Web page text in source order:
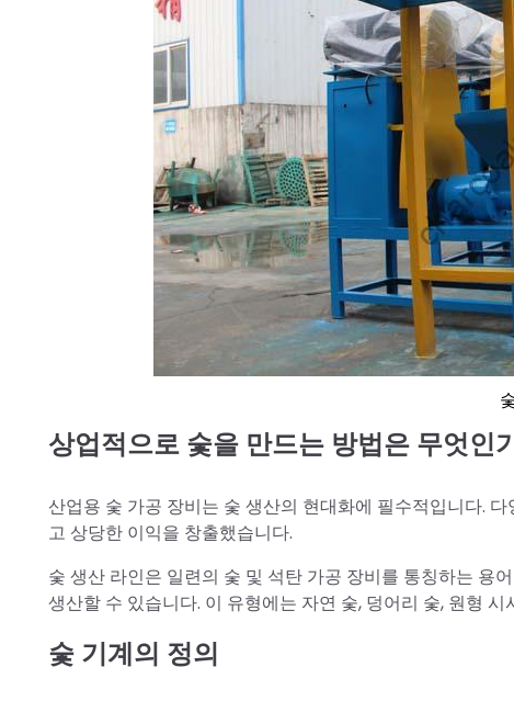
상업적으로 숯을 만드는 방법은 무엇인
산업용 숯 가공 장비는 숯 생산의 현대화에 필수적입니다.
고 상당한 이익을 창출했습니다.
숯 생산 라인은 일련의 숯 및 석탄 가공 장비를 통칭하는 용
생산할 수 있습니다. 이 유형에는 자연 숯, 덩어리 숯, 원형
숯 기계의 정의